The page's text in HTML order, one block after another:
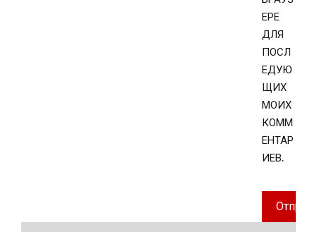
ЕРЕ
ДЛЯ
ПОСЛ
ЕДУЮ
ЩИХ
МОИХ
КОММ
ЕНТАР
ИЕВ.